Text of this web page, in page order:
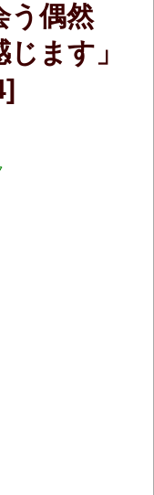
う偶然
ます」